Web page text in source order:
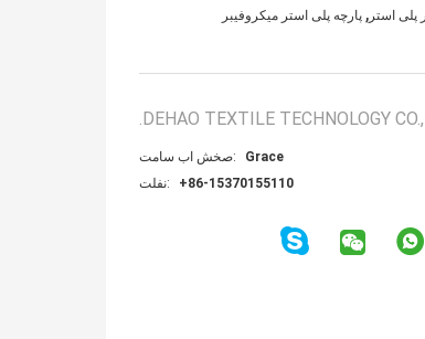
پلی استر , پارچه پلی استر میکروفیبر
DEHAO TEXTILE TECHNOLOGY
تماس با شخص:
Grace
تلفن:
+86-15370155110